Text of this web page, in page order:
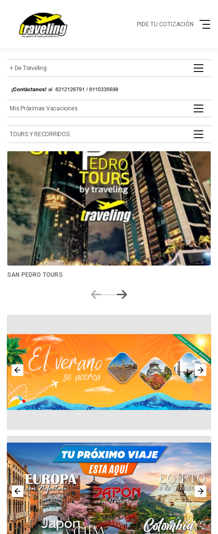
PIDE TU COTIZACIÓN
+ de Traveling
mis próximas vacaciones
TOURS Y RECORRIDOS
SAN PEDRO TOURS